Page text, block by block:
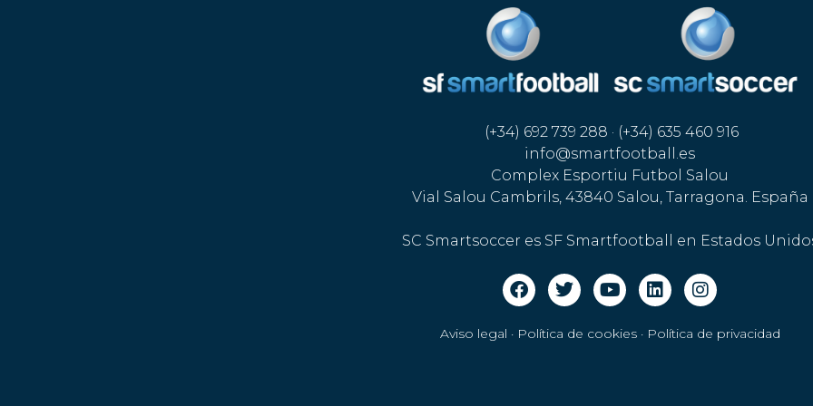
(+34) 692 739 288 · (+34) 635 460 916
info@smartfootball.es
Complex Esportiu Futbol Salou
Vial Salou Cambrils, 43840 Salou, Tarragona. España
SC Smartsoccer es SF Smartfootball en Estados
Aviso legal · Política de cookies· Política de privacidad